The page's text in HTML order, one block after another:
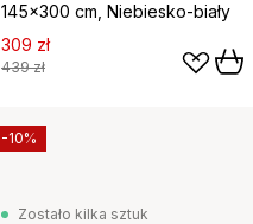
145x300 cm, Niebiesko-biały
309 zł
439 zł
Zostało kilka sztuk
-10%